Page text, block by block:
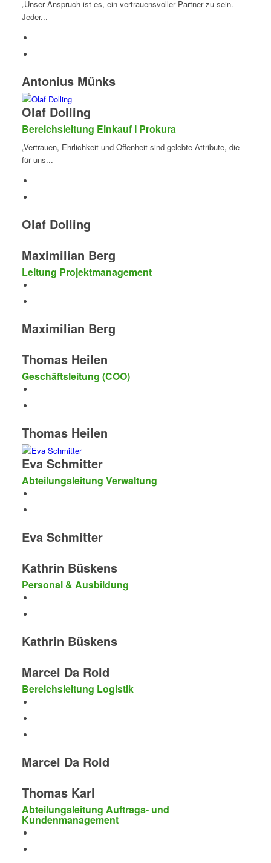
„Unser Anspruch ist es, ein vertrauensvoller Partner zu sein.
Jeder...
Antonius Münks
Olaf Dolling
Bereichsleitung Einkauf I Prokura
„Vertrauen, Ehrlichkeit und Offenheit sind gelebte Attribute, die
für uns...
Olaf Dolling
Maximilian Berg
Leitung Projektmanagement
Maximilian Berg
Thomas Heilen
Geschäftsleitung (COO)
Thomas Heilen
Eva Schmitter
Abteilungsleitung Verwaltung
Eva Schmitter
Kathrin Büskens
Personal & Ausbildung
Kathrin Büskens
Marcel Da Rold
Bereichsleitung Logistik
Marcel Da Rold
Thomas Karl
Abteilungsleitung Auftrags- und
Kundenmanagement